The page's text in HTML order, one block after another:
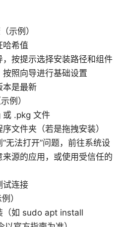
示例）
哈希值
，按提示选择安装路径和组件
照向导进行基础设置
本是最新
例）
或 .pkg 文件
文件夹（若是拖拽安装）
无法打开”问题，前往系统设
源的应用，或使用受信任的
试连接
）
（如 sudo apt install